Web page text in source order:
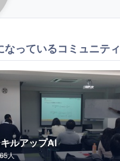
なっているコミュニティ
ルアップAI
人